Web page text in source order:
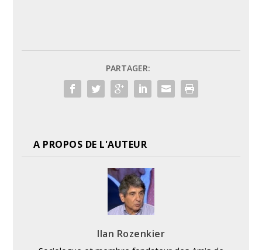
PARTAGER:
A PROPOS DE L'AUTEUR
Ilan Rozenkier